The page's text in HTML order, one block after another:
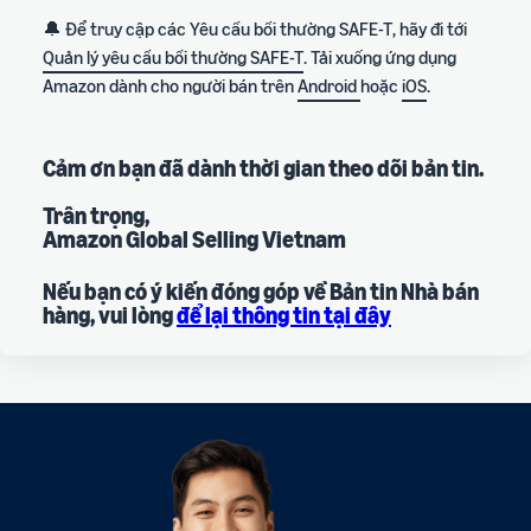
🔔 Để truy cập các Yêu cầu bồi thường SAFE-T, hãy đi tới
Quản lý yêu cầu bồi thường SAFE-T. Tải xuống ứng dụng
Amazon dành cho người bán trênAndroidhoặc iOS.
Cảm ơn bạn đã dành thời gian theo dõi bản tin.
Trân trọng,
Amazon Global Selling Vietnam
Nếu bạn có ý kiến đóng góp về Bản tin Nhà bán
hàng, vui lòngđể lại thông tin tại đây